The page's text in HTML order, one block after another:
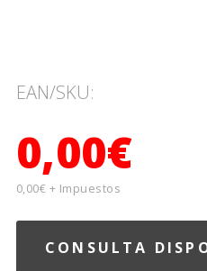
EAN/SKU:
0,00€
0,00€ + Impuestos
CONSULTA